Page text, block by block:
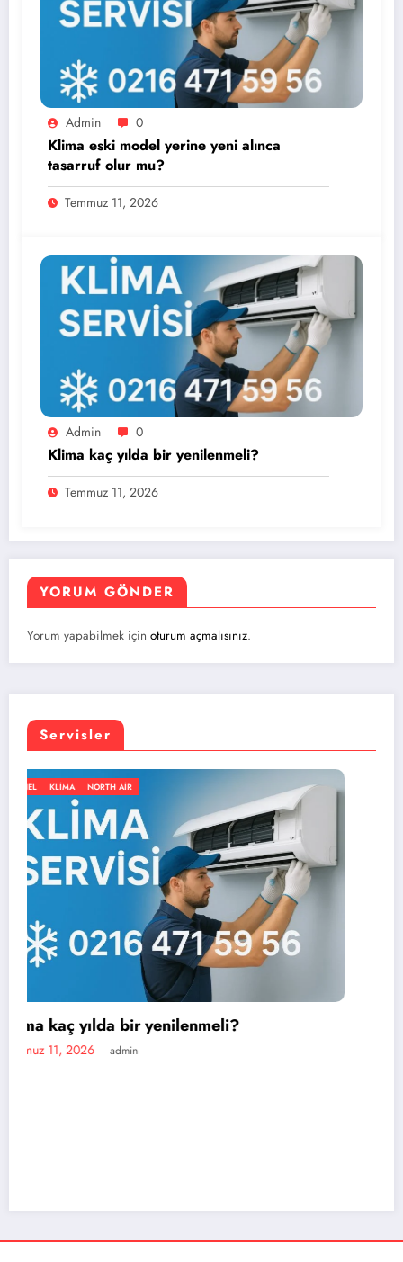
Admin 0
Klima eski model yerine yeni alınca
tasarruf olur mu?
Temmuz 11, 2026
Admin 0
Klima kaç yılda bir yenilenmeli?
Temmuz 11, 2026
YORUM GÖNDER
Yorum yapabilmek için oturum açmalısınız.
Servisler
GENEL